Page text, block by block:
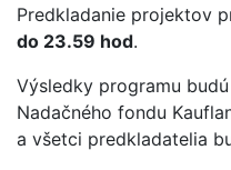
Predkladanie projektov
do 23.59 hod.
Výsledky programu
Nadačného fondu
a všetci predkladatelia